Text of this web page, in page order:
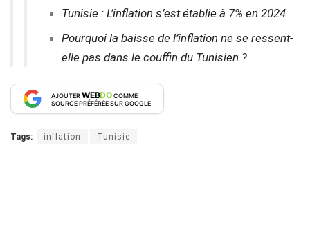
Tunisie : L’inflation s’est établie à 7% en 2024
Pourquoi la baisse de l’inflation ne se ressent-
elle pas dans le couffin du Tunisien ?
AJOUTERWEBDOCOMME
SOURCE PRÉFÉRÉE SUR GOOGLE
Tags: inflation Tunisie